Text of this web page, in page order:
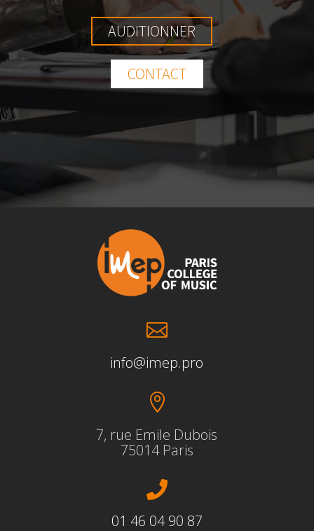
AUDITIONNER
CONTACT

info@imep.pro

7, rue Emile Dubois
75014 Paris

01 46 04 90 87